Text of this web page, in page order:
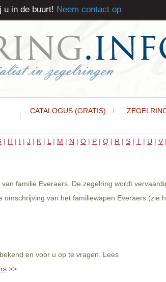
CATALOGUS (GRATIS)
| H | I | J | K | L | M | N | O | P | Q | R | S | T | U | V |
familie Everaers. De zegelring wordt
van het familiewapen Everaers (zie
en voor u op te vragen. Lees
>>
u in de buurt! Neem contact op